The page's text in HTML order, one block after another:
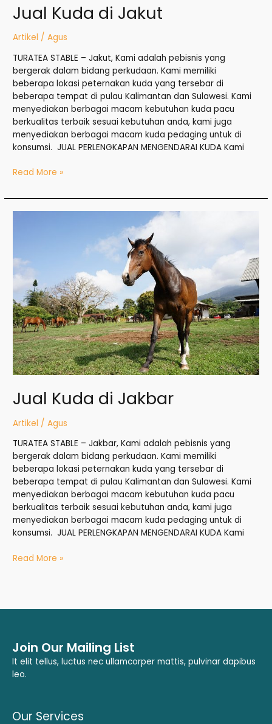
Jual Kuda di Jakut
Artikel /Agus
TURATEA STABLE – Jakut, Kami adalah pebisnis yang
bergerak dalam bidang perkudaan. Kami memiliki
beberapa lokasi peternakan kuda yang tersebar di
beberapa tempat di pulau Kalimantan dan Sulawesi. Kami
menyediakan berbagai macam kebutuhan kuda pacu
berkualitas terbaik sesuai kebutuhan anda, kami juga
menyediakan berbagai macam kuda pedaging untuk di
konsumsi. JUAL PERLENGKAPAN MENGENDARAI KUDA Kami
Read More »
Jual Kuda di Jakbar
Artikel /Agus
TURATEA STABLE – Jakbar, Kami adalah pebisnis yang
bergerak dalam bidang perkudaan. Kami memiliki
beberapa lokasi peternakan kuda yang tersebar di
beberapa tempat di pulau Kalimantan dan Sulawesi. Kami
menyediakan berbagai macam kebutuhan kuda pacu
berkualitas terbaik sesuai kebutuhan anda, kami juga
menyediakan berbagai macam kuda pedaging untuk di
konsumsi. JUAL PERLENGKAPAN MENGENDARAI KUDA Kami
Jakbar
Read More »
Join Our Mailing List
It elit tellus, luctus nec ullamcorper mattis, pulvinar dapibus
leo.
Our Services